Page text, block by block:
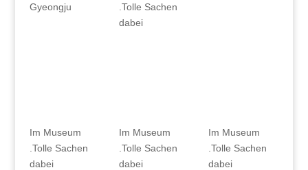
Gyeongju
.Tolle Sachen
dabei
Im Museum
.Tolle Sachen
dabei
Im Museum
.Tolle Sachen
dabei
Im Museum
.Tolle Sachen
dabei